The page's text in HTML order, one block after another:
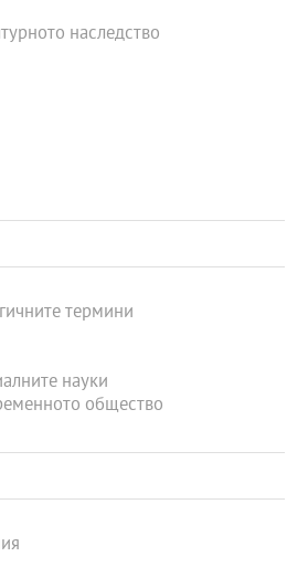
наследство
термини
науки
общество